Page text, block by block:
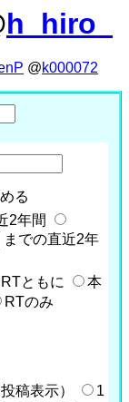
h_hiro_
@k000072
る
2年間
までの直近2年
ともに
本
RTのみ
稿表示）
1